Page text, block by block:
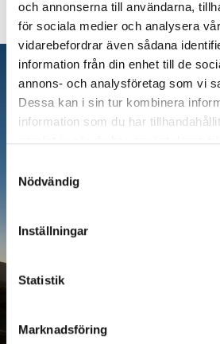
och annonserna till användarna,
för sociala medier och analysera
vidarebefordrar även sådana
information från din enhet till de
annons- och analysföretag som vi
Dessa kan i sin tur kombinera
information som du har
samlat in när du har använt deras
Nödvändig
Inställningar
Statistik
Marknadsföring
NPF